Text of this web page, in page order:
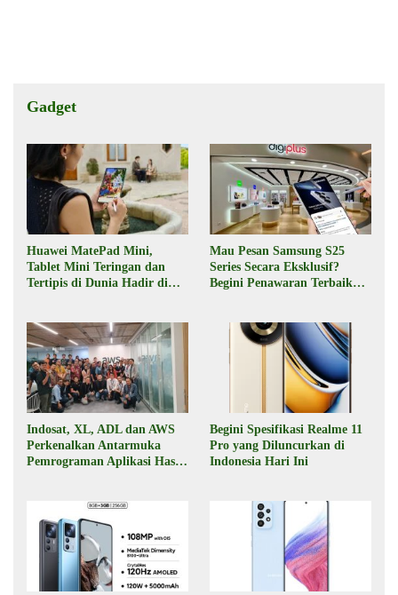
Gadget
Huawei MatePad Mini,
Tablet Mini Teringan dan
Tertipis di Dunia Hadir di
Mau Pesan Samsung S25
Series Secara Eksklusif?
Begini Penawaran Terbaik
Indosat, XL, ADL dan AWS
Perkenalkan Antarmuka
Pemrograman Aplikasi Hasil
Begini Spesifikasi Realme 11
Pro yang Diluncurkan di
Indonesia Hari Ini